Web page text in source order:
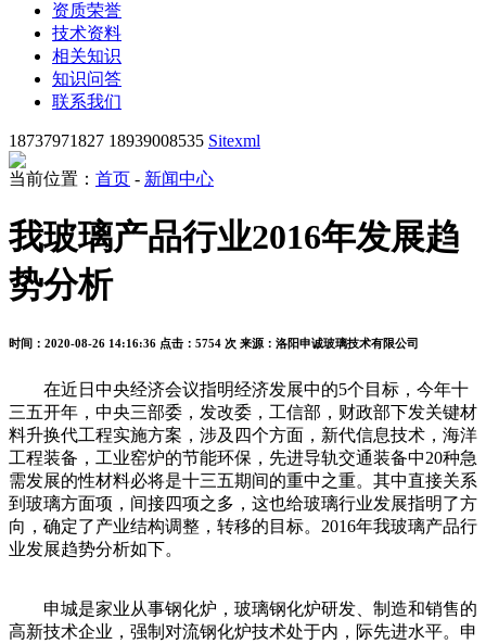
资质荣誉
技术资料
相关知识
知识问答
联系我们
18737971827 18939008535 Sitexml
当前位置： 首页 - 新闻中心
我玻璃产品行业2016年发展趋
势分析
时间：2020-08-26 14:16:36 点击：5754 次 来源：洛阳申诚玻璃技术有限公司
在近日中央经济会议指明经济发展中的5个目标，今年十
三五开年，中央三部委，发改委，工信部，财政部下发关键材
料升换代工程实施方案，涉及四个方面，新代信息技术，海洋
工程装备，工业窑炉的节能环保，先进导轨交通装备中20种急
需发展的性材料必将是十三五期间的重中之重。其中直接关系
到玻璃方面项，间接四项之多，这也给玻璃行业发展指明了方
向，确定了产业结构调整，转移的目标。2016年我玻璃产品行
业发展趋势分析如下。
申城是家业从事钢化炉，玻璃钢化炉研发、制造和销售的
高新技术企业，强制对流钢化炉技术处于内，际先进水平。申